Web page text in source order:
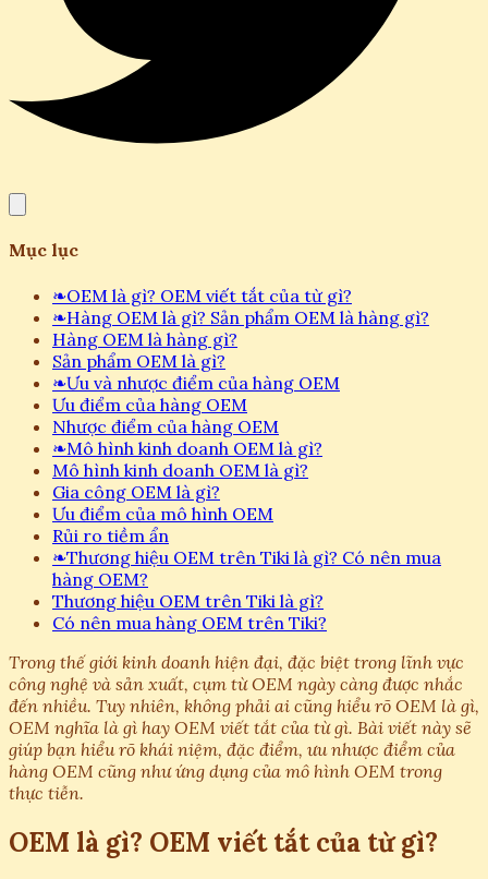
Mục lục
❧OEM là gì? OEM viết tắt của từ gì?
❧Hàng OEM là gì? Sản phẩm OEM là hàng gì?
Hàng OEM là hàng gì?
Sản phẩm OEM là gì?
❧Ưu và nhược điểm của hàng OEM
Ưu điểm của hàng OEM
Nhược điểm của hàng OEM
❧Mô hình kinh doanh OEM là gì?
Mô hình kinh doanh OEM là gì?
Gia công OEM là gì?
Ưu điểm của mô hình OEM
Rủi ro tiềm ẩn
❧Thương hiệu OEM trên Tiki là gì? Có nên mua
hàng OEM?
Thương hiệu OEM trên Tiki là gì?
Có nên mua hàng OEM trên Tiki?
Trong thế giới kinh doanh hiện đại, đặc biệt trong lĩnh vực
công nghệ và sản xuất, cụm từ OEM ngày càng được nhắc
đến nhiều. Tuy nhiên, không phải ai cũng hiểu rõ OEM là gì,
OEM nghĩa là gì hay OEM viết tắt của từ gì. Bài viết này sẽ
giúp bạn hiểu rõ khái niệm, đặc điểm, ưu nhược điểm của
hàng OEM cũng như ứng dụng của mô hình OEM trong
thực tiễn.
OEM là gì? OEM viết tắt của từ gì?